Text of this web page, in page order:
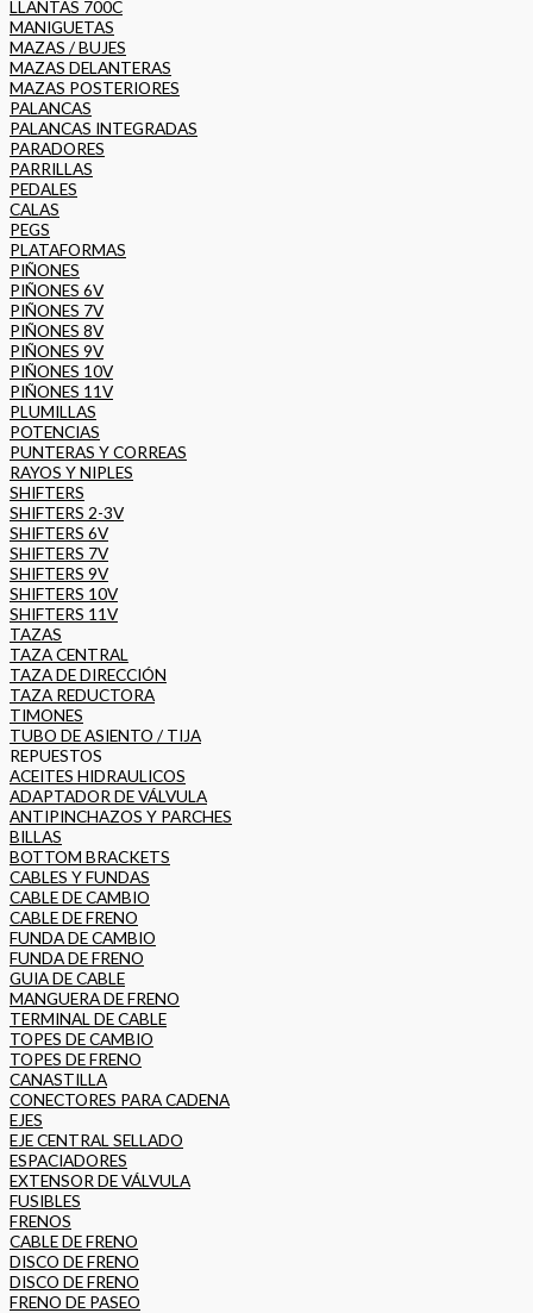
LLANTAS 700C
MANIGUETAS
MAZAS / BUJES
MAZAS DELANTERAS
MAZAS POSTERIORES
PALANCAS
PALANCAS INTEGRADAS
PARADORES
PARRILLAS
PEDALES
CALAS
PEGS
PLATAFORMAS
PIÑONES
PIÑONES 6V
PIÑONES 7V
PIÑONES 8V
PIÑONES 9V
PIÑONES 10V
PIÑONES 11V
PLUMILLAS
POTENCIAS
PUNTERAS Y CORREAS
RAYOS Y NIPLES
SHIFTERS
SHIFTERS 2-3V
SHIFTERS 6V
SHIFTERS 7V
SHIFTERS 9V
SHIFTERS 10V
SHIFTERS 11V
TAZAS
TAZA CENTRAL
TAZA DE DIRECCIÓN
TAZA REDUCTORA
TIMONES
TUBO DE ASIENTO / TIJA
REPUESTOS
ACEITES HIDRAULICOS
ADAPTADOR DE VÁLVULA
ANTIPINCHAZOS Y PARCHES
BILLAS
BOTTOM BRACKETS
CABLES Y FUNDAS
CABLE DE CAMBIO
CABLE DE FRENO
FUNDA DE CAMBIO
FUNDA DE FRENO
GUIA DE CABLE
MANGUERA DE FRENO
TERMINAL DE CABLE
TOPES DE CAMBIO
TOPES DE FRENO
CANASTILLA
CONECTORES PARA CADENA
EJES
EJE CENTRAL SELLADO
ESPACIADORES
EXTENSOR DE VÁLVULA
FUSIBLES
FRENOS
CABLE DE FRENO
DISCO DE FRENO
DISCO DE FRENO
FRENO DE PASEO